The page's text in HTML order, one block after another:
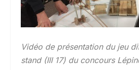
Vidéo de présentation du jeu
stand (III 17) du concours